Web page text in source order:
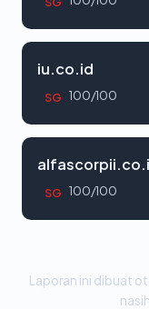
iu.co.id
SG 100/100
SG 100/100
Laporan ini dibuat